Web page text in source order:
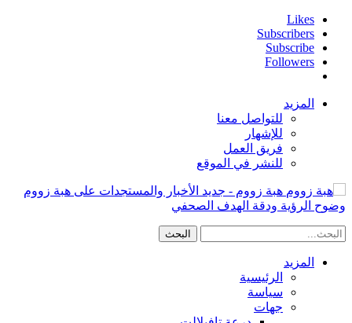
Likes
Subscribers
Subscribe
Followers
المزيد
للتواصل معنا
للإشهار
فريق العمل
للنشر في الموقع
هبة زووم - جديد الأخبار والمستجدات على هبة زووم
وضوح الرؤية ودقة الهدف الصحفي
المزيد
الرئيسية
سياسة
جهات